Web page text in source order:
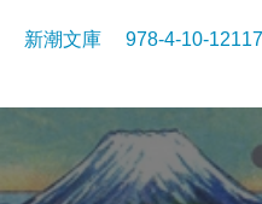
新潮文庫 978-4-10-